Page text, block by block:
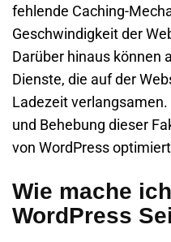
fehlende Caching-
Geschwindigkeit der
Darüber hinaus können
Dienste, die auf der
Ladezeit
und Behebung dieser
von WordPress
Wie mache
WordPress